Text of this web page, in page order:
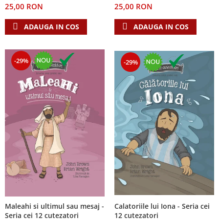
Teologie
A doua venire
Dogmatica
Istoria Bisericii
Misiune
Viata crestina
Contemporaneitate
Devotional
Diverse
Lupta Spirituala
Schimbarea caracterului
Slujire
Suferinta
Viata din belsug
Viata de zi cu zi
25,00 RON
ADAUGA IN COS
25,00 RON
ADAUGA IN COS
-29%
Maleahi si ultimul sau mesaj -
Seria cei 12 cutezatori
-29%
Calatoriile lui Iona - Seria cei
12 cutezatori